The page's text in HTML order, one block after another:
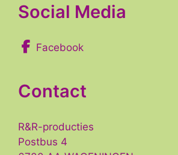
Social Media
Facebook
Contact
R&R-producties
Postbus 4